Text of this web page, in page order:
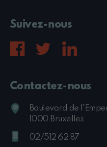
Suivez-nous
Contactez-nous
Boulevard de
1000 Bruxelles
02/512 62 87